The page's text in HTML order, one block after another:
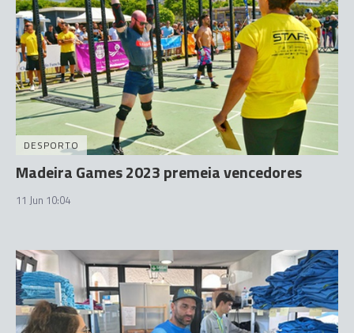
DESPORTO
Madeira Games 2023 premeia vencedores
11 Jun 10:04